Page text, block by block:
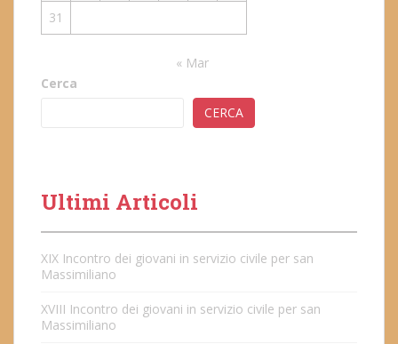
31
« Mar
Cerca
CERCA
Ultimi Articoli
XIX Incontro dei giovani in servizio civile per san
Massimiliano
XVIII Incontro dei giovani in servizio civile per san
Massimiliano